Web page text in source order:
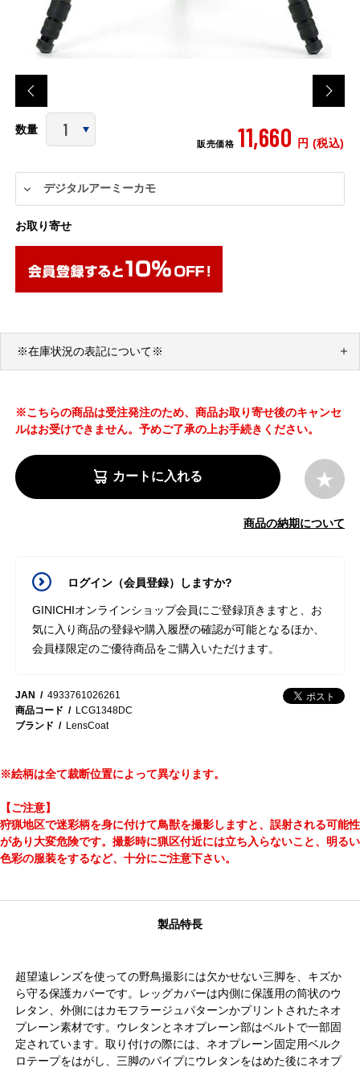
数量
販売価格 11,660 円 (税込)
お取り寄せ
※在庫状況の表記について※
※こちらの商品は受注発注のため、商品お取り寄せ後のキャンセ
ルはお受けできません。予めご了承の上お手続きください。
カートに入れる
商品の納期について
ログイン（会員登録）しますか?
GINICHIオンラインショップ会員にご登録頂きますと、お
気に入り商品の登録や購入履歴の確認が可能となるほか、
会員様限定のご優待商品をご購入いただけます。
JAN
4933761026261
商品コード
LCG1348DC
ブランド
LensCoat
※絵柄は全て裁断位置によって異なります。
【ご注意】
狩猟地区で迷彩柄を身に付けて鳥獣を撮影しますと、誤射される可能性
があり大変危険です。撮影時に猟区付近には立ち入らないこと、明るい
色彩の服装をするなど、十分にご注意下さい。
製品特長
超望遠レンズを使っての野鳥撮影には欠かせない三脚を、キズか
ら守る保護カバーです。レッグカバーは内側に保護用の筒状のウ
レタン、外側にはカモフラージュパターンかプリントされたネオ
プレーン素材です。ウレタンとネオプレーン部はベルトで一部固
定されています。取り付けの際には、ネオプレーン固定用ベルク
ロテープをはがし、三脚のパイプにウレタンをはめた後にネオプ